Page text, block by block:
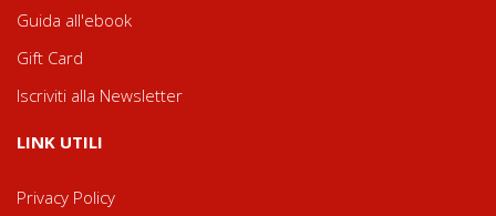
Guida all'ebook
Gift Card
Iscriviti alla Newsletter
LINK UTILI
Privacy Policy